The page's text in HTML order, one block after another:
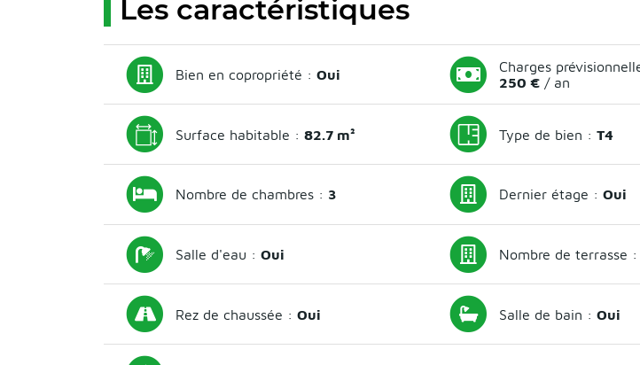
Les caractéristiques
Bien en copropriété :Oui
Charges
250 €/ an
Surface habitable :82.7 m² Type de bien :T4
Nombre de chambres : 3 Dernier étage :Oui
Salle d'eau :Oui Nombre de terrasse :
Rez de chaussée :Oui Salle de bain :Oui